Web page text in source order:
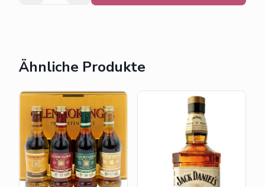
Ähnliche Produkte